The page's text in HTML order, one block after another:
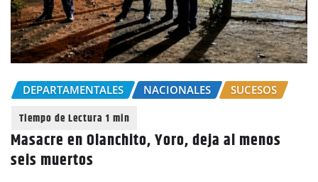
DEPARTAMENTALES NACIONALES SUCESOS
Masacre en Olanchito, Yoro, deja al menos
seis muertos